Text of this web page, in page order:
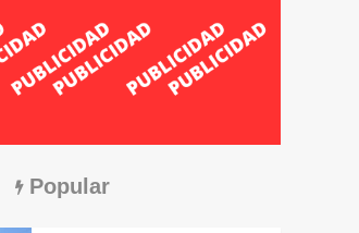
Popular